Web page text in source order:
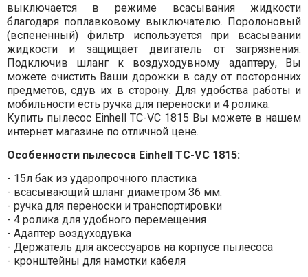
выключается в режиме всасывания жидкости
благодаря поплавковому выключателю. Поролоновый
(вспененный) фильтр используется при всасывании
жидкости и защищает двигатель от загрязнения.
Подключив шланг к воздуходувному адаптеру, Вы
можете очистить Ваши дорожки в саду от посторонних
предметов, сдув их в сторону. Для удобства работы и
мобильности есть ручка для переноски и 4 ролика.
Купить пылесос Einhell TC-VC 1815 Вы можете в нашем
интернет магазине по отличной цене.
Особенности пылесоса Einhell TC-VC 1815:
- 15л бак из ударопрочного пластика
- всасывающий шланг диаметром 36 мм.
- ручка для переноски и транспортировки
- 4 ролика для удобного перемещения
- Адаптер воздуходувка
- Держатель для аксессуаров на корпусе пылесоса
- кронштейны для намотки кабеля